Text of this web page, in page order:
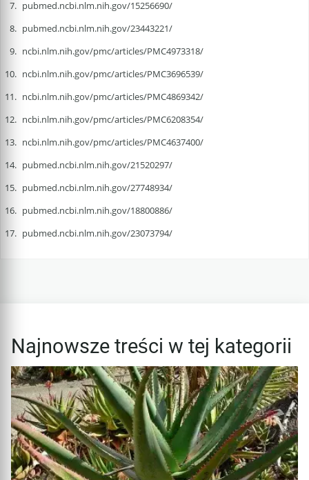
pubmed.ncbi.nlm.nih.gov/15256690/
pubmed.ncbi.nlm.nih.gov/23443221/
ncbi.nlm.nih.gov/pmc/articles/PMC4973318/
ncbi.nlm.nih.gov/pmc/articles/PMC3696539/
ncbi.nlm.nih.gov/pmc/articles/PMC4869342/
ncbi.nlm.nih.gov/pmc/articles/PMC6208354/
ncbi.nlm.nih.gov/pmc/articles/PMC4637400/
pubmed.ncbi.nlm.nih.gov/21520297/
pubmed.ncbi.nlm.nih.gov/27748934/
pubmed.ncbi.nlm.nih.gov/18800886/
pubmed.ncbi.nlm.nih.gov/23073794/
Najnowsze treści w tej kategorii